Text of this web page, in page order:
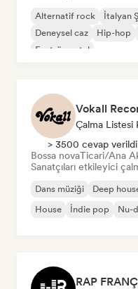
Alternatif rock İtalyan
Deneysel caz
Hip-hop
Enstrümantal
Vokall
Çalma Listesi
> 3500 cevap verildi
Bossa novaTicari/Ana
Sanatçıları etkileyici
Dans müziği Deep
House
İndie pop Nu-